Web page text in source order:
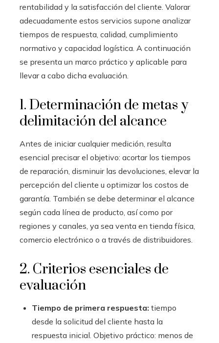
rentabilidad y la satisfacción del cliente. Valorar
adecuadamente estos servicios supone analizar
tiempos de respuesta, calidad, cumplimiento
normativo y capacidad logística. A continuación
se presenta un marco práctico y aplicable para
llevar a cabo dicha evaluación.
1. Determinación de metas y
delimitación del alcance
Antes de iniciar cualquier medición, resulta
esencial precisar el objetivo: acortar los tiempos
de reparación, disminuir las devoluciones, elevar la
percepción del cliente u optimizar los costos de
garantía. También se debe determinar el alcance
según cada línea de producto, así como por
regiones y canales, ya sea venta en tienda física,
comercio electrónico o a través de distribuidores.
2. Criterios esenciales de
evaluación
Tiempo de primera respuesta: tiempo
desde la solicitud del cliente hasta la
respuesta inicial. Objetivo práctico: menos de